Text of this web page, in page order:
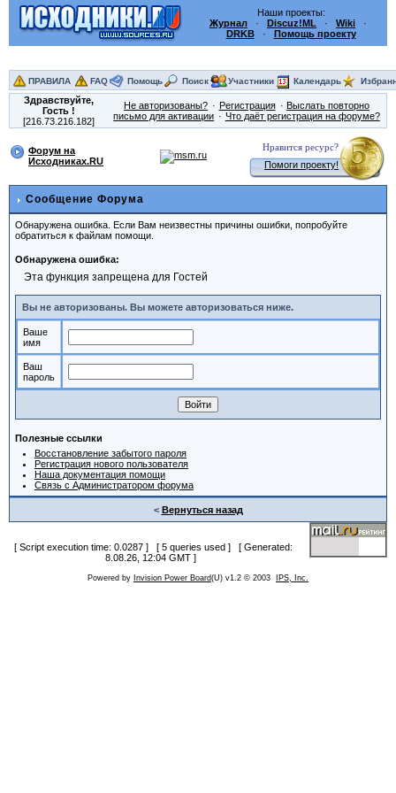
Наши проекты:
Журнал · Discuz!ML · Wiki ·
DRKB· Помощь проекту
ПРАВИЛА FAQ Помощь Поиск Участники Календарь
Здравствуйте,
Гость!
[216.73.216.182]
Не авторизованы? Регистрация
Выслать повторно
письмо для активации
Что даёт регистрация на форуме?
Форум на
Исходниках.RU
Нравится ресурс?
Помоги проекту!
Сообщение Форума
Обнаружена ошибка. Если Вам неизвестны причины ошибки, попробуйте
обратиться к файлам помощи.
Обнаружена ошибка:
Эта функция запрещена для Гостей
Вы не авторизованы. Вы можете авторизоваться ниже.
Ваше
имя
Ваш
пароль
Полезные ссылки
Восстановление забытого пароля
Регистрация нового пользователя
Наша документация помощи
Связь с Администратором форума
< Вернуться назад
[ Script execution time: 0.0287 ] [ 5 queries used ] [ Generated:
8.08.26, 12:04 GMT ]
Powered by Invision Power Board(U) v1.2 © 2003 IPS, Inc.